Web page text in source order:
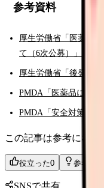
参考資料
厚生労働省「医薬品
て（6次公募）」
厚生労働省「後発医
PMDA「医薬品に関す
PMDA「安全対策に
この記事は参考になり
役立った0 参考にな
SNSで共有